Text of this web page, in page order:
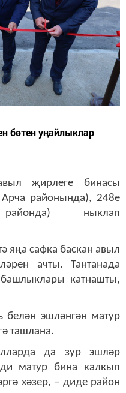
бөтен уңайлыклар
җирлеге бинасы
районында), 248е
ныклап
яңа сафка баскан авыл
ачты. Тантанада
катнашты,
белән эшләнгән матур
ташлана.
да зур эшләр
матур бина калкып
хәзер, – диде район